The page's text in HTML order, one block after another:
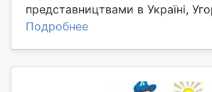
представництвами в Україні,
Подробнее